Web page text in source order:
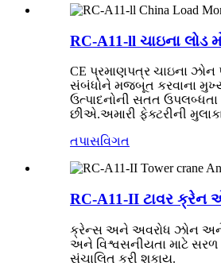
RC-A11-ll ચાઇના
CE પ્રમાણપત્ર ચાઇના ઝોન
સંબંધોને મજબૂત કરવાના મુખ્ય
ઉત્પાદનોની સતત ઉપલબ્ધતા
છીએ.અમારી ફેક્ટરીની
તપાસવિગત
RC-A11-II ટાવર ક્રેન
ક્રેન્સ અને અવરોધ ઝોન અને
અને વિશ્વસનીયતા માટે
સંચાલિત કરી શકાય.